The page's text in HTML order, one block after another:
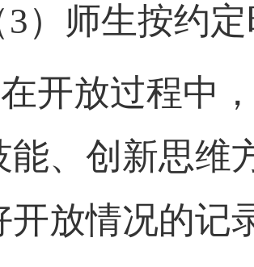
3）师生按约
在开放过程中
能、创新思维
开放情况的记